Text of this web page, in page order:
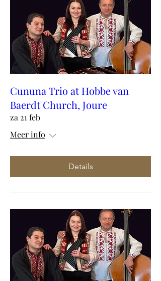
Cununa Trio at Hobbe van
Baerdt Church, Joure
za 21 feb
Meer info
Details